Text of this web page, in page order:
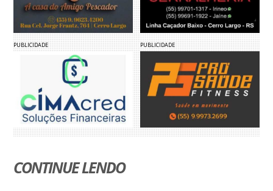
PUBLICIDADE PUBLICIDADE
CONTINUE LENDO